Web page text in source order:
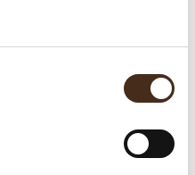
választássá teszi akár